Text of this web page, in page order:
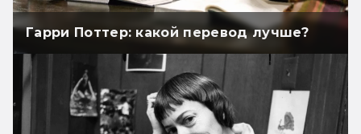
Гарри Поттер: какой перевод лучше?